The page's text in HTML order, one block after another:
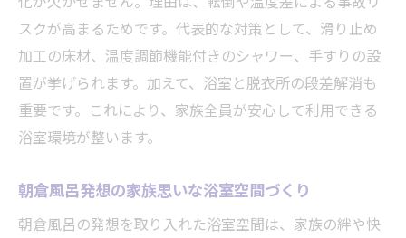
スクが高まるためです。代表的な対策として、滑り止め
加工の床材、温度調節機能付きのシャワー、手すりの設
置が挙げられます。加えて、浴室と脱衣所の段差解消も
重要です。これにより、家族全員が安心して利用できる
浴室環境が整います。
朝倉風呂発想の家族思いな浴室空間づくり
朝倉風呂の発想を取り入れた浴室空間は、家族の絆や快